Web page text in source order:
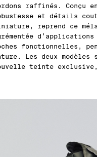
raffinés. Conçu
et détails
reprend ce
fonctionnelles,
Les deux
teinte exclusive,